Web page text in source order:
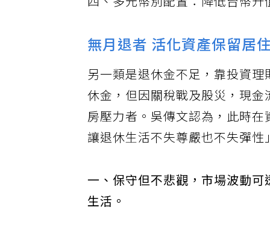
四、多元幣別配置：降低台幣
無月退者 活化資產保留居
另一類是退休金不足，靠投資
休金，但因關稅戰及股災，現
房壓力者。吳傳文認為，此時
讓退休生活不失尊嚴也不失彈
一、保守但不悲觀，市場波動
生活。